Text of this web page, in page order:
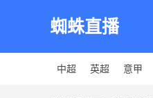
蜘蛛直播
中超 英超 意甲